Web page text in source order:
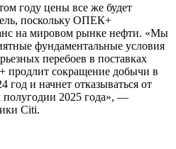
году цены все же будет
поскольку ОПЕК+
на мировом рынке нефти. «Мы
фундаментальные условия
перебоев в поставках
продлит сокращение добычи в
год и начнет отказываться от
полугодии 2025 года», —
Citi.